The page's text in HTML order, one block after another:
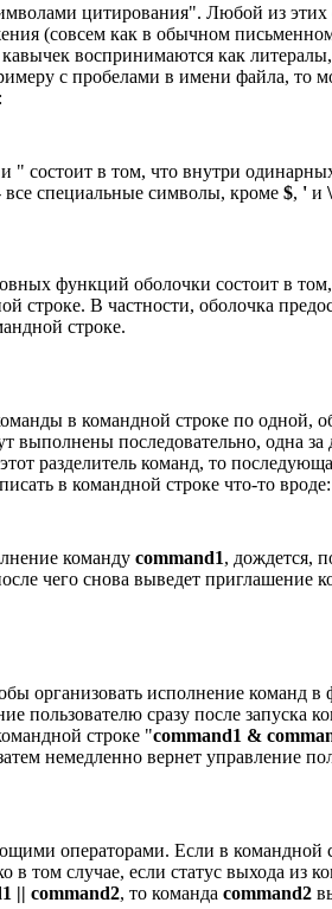
цитирования". Любой из этих
(совсем как в обычном
воспринимаются как
с пробелами в имени файла, то
" состоит в том, что внутри
специальные символы, кроме$, ' и\
функций оболочки состоит в
строке. В частности, оболочка
строке.
в командной строке по одной,
выполнены последовательно, одна
разделитель команд, то
в командной строке что-то вроде:
командуcommand1, дождется,
чего снова выведет
организовать исполнение команд
пользователю сразу после
строке "command1 &
немедленно вернет управление
операторами. Если в командной
в том случае, если статус выхода из
|| command2, то командаcommand2